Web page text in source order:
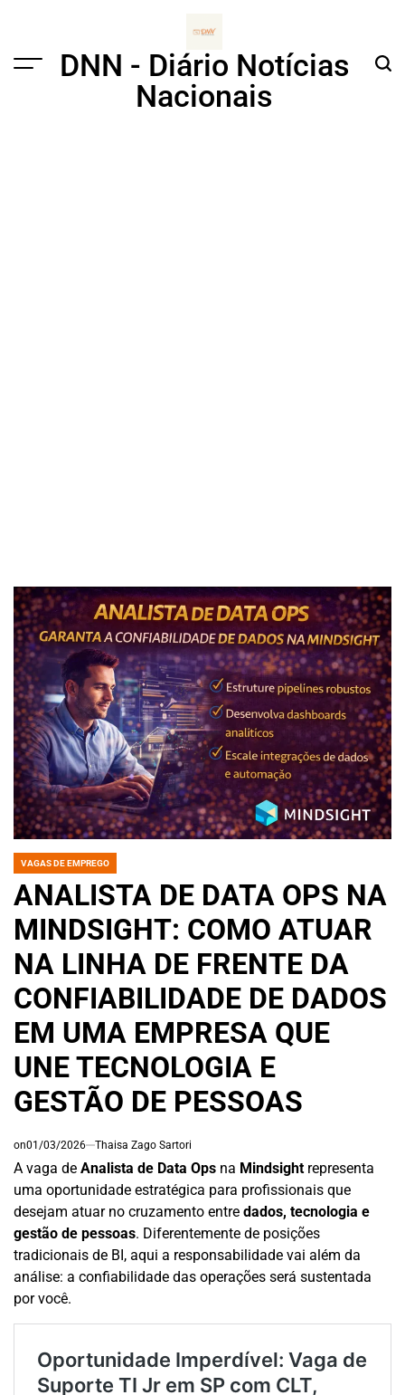
Menu
DNN - Diário Notícias
Nacionais
POSTED
VAGAS DE EMPREGO
ANALISTA DE DATA OPS NA
MINDSIGHT: COMO ATUAR
NA LINHA DE FRENTE DA
CONFIABILIDADE DE DADOS
EM UMA EMPRESA QUE
UNE TECNOLOGIA E
GESTÃO DE PESSOAS
on01/03/2026 Thaisa Zago Sartori
A vaga de Analista de Data Ops na Mindsight representa
uma oportunidade estratégica para profissionais que
desejam atuar no cruzamento entre dados, tecnologia e
gestão de pessoas. Diferentemente de posições
tradicionais de BI, aqui a responsabilidade vai além da
análise: a confiabilidade das operações será sustentada
por você.